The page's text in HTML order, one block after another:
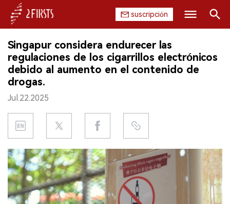
suscripción
INICIO
EMPRESA
PRODUCTO
REGULACIÓN
CHINA
DATOS
EXPOSICIÓN
Singapur considera endurecer las
regulaciones de los cigarrillos electrónicos
debido al aumento en el contenido de
drogas.
Jul.22.2025